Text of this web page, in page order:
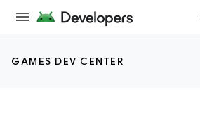
GAMES DEV CENTER